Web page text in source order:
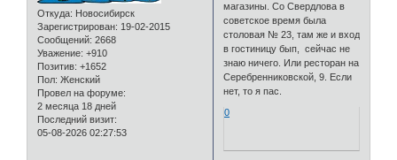
Откуда: Новосибирск
Зарегистрирован: 19-02-2015
Сообщений: 2668
Уважение: +910
Позитив: +1652
Пол: Женский
Провел на форуме:
2 месяца 18 дней
Последний визит:
05-08-2026 02:27:53
магазины. Со Свердлова в
советское время была
столовая № 23, там же и вход
в гостиницу бып, сейчас не
знаю ничего. Или ресторан на
Серебренниковской, 9. Если
нет, то я пас.
0